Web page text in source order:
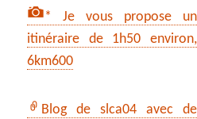
* Je vous propose un
itinéraire de 1h50 environ,
6km600
Blog de slca04 avec de